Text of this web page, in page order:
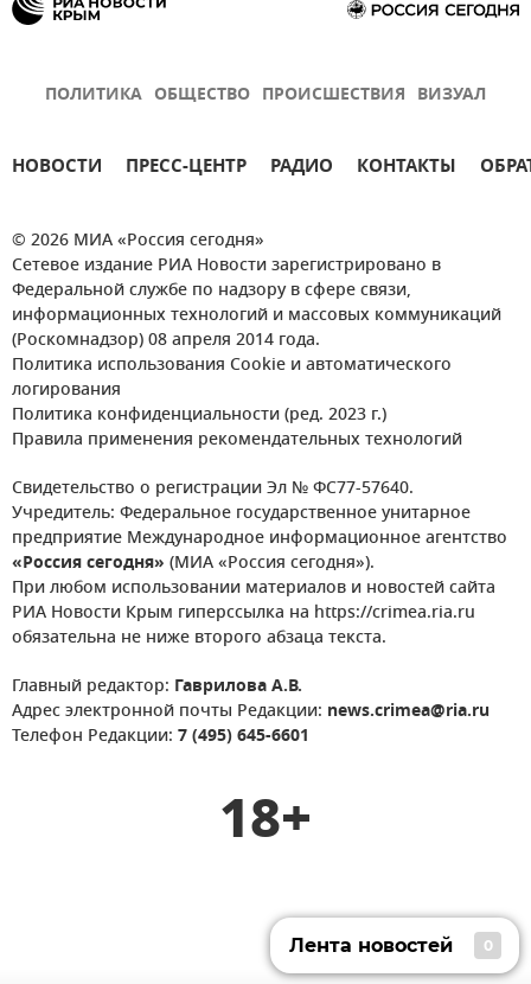
ПОЛИТИКА ОБЩЕСТВО ПРОИСШЕСТВИЯ ВИЗУАЛ
НОВОСТИ ПРЕСС-ЦЕНТР РАДИО КОНТАКТЫ
© 2026 МИА «Россия сегодня»
Сетевое издание РИА Новости зарегистрировано в
Федеральной службе по надзору в сфере связи,
информационных технологий и массовых коммуникаций
(Роскомнадзор) 08 апреля 2014 года.
Политика использования Cookie и автоматического
логирования
Политика конфиденциальности (ред. 2023 г.)
Правила применения рекомендательных технологий
Свидетельство о регистрации Эл № ФС77-57640.
Учредитель: Федеральное государственное унитарное
предприятие Международное информационное агентство
«Россия сегодня» (МИА «Россия сегодня»).
При любом использовании материалов и новостей сайта
РИА Новости Крым гиперссылка на https://crimea.ria.ru
обязательна не ниже второго абзаца текста.
Главный редактор: Гаврилова А.В.
Адрес электронной почты Редакции: news.crimea@ria.ru
Телефон Редакции: 7 (495) 645-6601
18+
Лента новостей 0
Лента новостей